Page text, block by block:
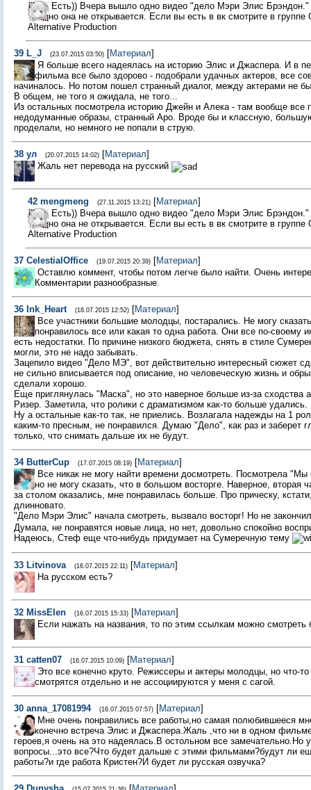
Есть)) Вчера вышло одно видео "дело Мэри Элис Брэндон."
но она не открывается. Если вы есть в вк смотрите в группе
Alternative Production
39 L_J (23.07.2015 03:50) [Материал]
Я больше всего надеялась на историю Элис и Джаспера. И в
фильма все было здорово - подобрали удачных актеров, все
начиналось. Но потом пошел странный диалог, между актерами не
В общем, не того я ожидала, не того...
Из остальных посмотрела историю Джейн и Алека - там вообще все
недодуманные образы, странный Аро. Вроде бы и классную,
проделали, но немного не попали в струю.
38 ул (20.07.2015 14:02) [Материал]
Жаль нет перевода на русский
42 mengmeng (27.11.2015 13:21) [Материал]
Есть)) Вчера вышло одно видео "дело Мэри Элис Брэндон."
но она не открывается. Если вы есть в вк смотрите в группе
Alternative Production
37 СelestialОffice (19.07.2015 20:39) [Материал]
Оставлю коммент, чтобы потом легче было найти. Очень
Комментарии разнообразные.
36 Ink_Heart (18.07.2015 12:52) [Материал]
Все участники большие молодцы, постарались. Не могу
понравилось все или какая то одна работа. Они все по-своему
есть недостатки. По причине низкого бюджета, снять в стиле
могли, это не надо забывать.
Зацепило видео "Дело МЭ", вот действительно интересный сюжет
не сильно вписывается под описание, но человеческую жизнь и
сделали хорошо.
Еще приглянулась "Маска", но это наверное больше из-за сходства
Ризер. Заметила, что ролики с драматизмом как-то больше удались.
Ну а остальные как-то так, не приелись. Возлагала надежды на 1
каким-то пресным, не понравился. Думаю "Дело", как раз и заберет
только, что снимать дальше их не будут.
34 ButterCup (17.07.2015 08:19) [Материал]
Все никак не могу найти времени досмотреть. Посмотрела "Мы
но не могу сказать, что в большом восторге. Наверное, вторая
за столом оказались, мне понравилась больше. Про прическу,
длинновато.
"Дело Мэри Элис" начала смотреть, вызвало восторг! Но не
Думала, не понравятся новые лица, но нет, довольно спокойно
Надеюсь, Стеф еще что-нибудь придумает на Сумеречную тему
33 Litvinova (16.07.2015 22:11) [Материал]
На русском есть?
32 MissElen (16.07.2015 15:33) [Материал]
Если нажать на названия, то по этим ссылкам можно
31 catten07 (16.07.2015 10:09) [Материал]
Это все конечно круто. Режиссеры и актеры молодцы, но что-
смотрятся отдельно и не ассоциируются у меня с сагой.
30 anna_17081994 (16.07.2015 07:57) [Материал]
Мне очень понравились все работы,но самая полюбившееся
конечно встреча Элис и Джаспера.Жаль ,что ни в одном
героев,я очень на это надеялась.В остольном все замечательно.Но
вопросы...это все?Что будет дальше с этими фильмами?будут ли
работы?и где работа Кристен?И будет ли русская озвучка?